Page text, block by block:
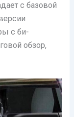
с базовой
с би-
обзор,